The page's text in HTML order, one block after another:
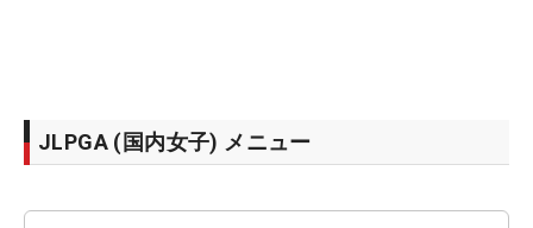
JLPGA (国内女子) メニュー